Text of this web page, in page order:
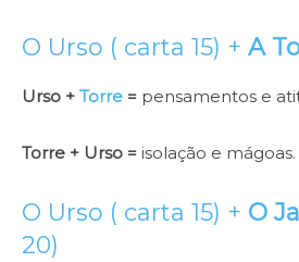
O Urso ( carta 15) + A
Urso + Torre = pensamentos e
Torre + Urso = isolação e mágoas.
O Urso ( carta 15) + O
20)